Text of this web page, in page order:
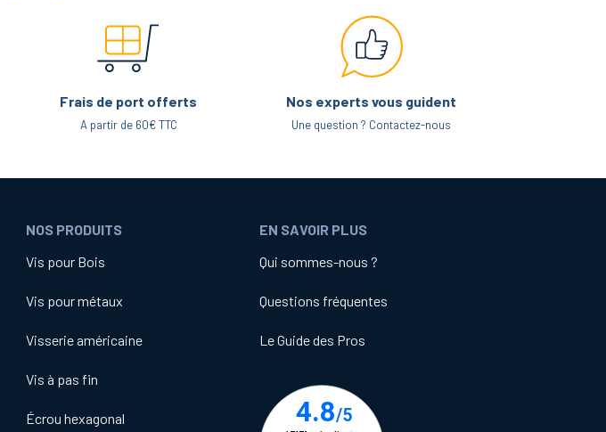
Frais de port offerts
A partir de 60€ TTC
Nos experts vous guident
Une question ? Contactez-nous
NOS PRODUITS
Vis pour Bois
Vis pour métaux
Visserie américaine
Vis à pas fin
Écrou hexagonal
EN SAVOIR PLUS
Qui sommes-nous ?
Questions fréquentes
Le Guide des Pros